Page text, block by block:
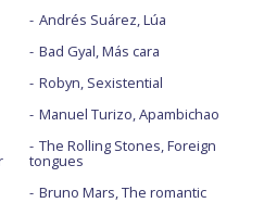
Andrés Suárez, Lúa
Bad Gyal, Más cara
Robyn, Sexistential
Manuel Turizo, Apambichao
The Rolling Stones, Foreign
tongues
Bruno Mars, The romantic